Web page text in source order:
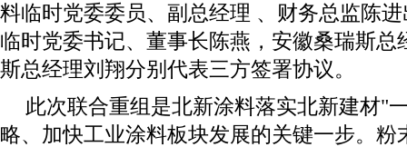
料临时党委委员、副总经理 、财务总监陈
临时党委书记、董事长陈燕，安徽桑瑞斯总
斯总经理刘翔分别代表三方签署协议。
此次联合重组是北新涂料落实北新建材"
略、加快工业涂料板块发展的关键一步。粉